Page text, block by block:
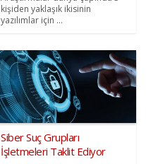
kişiden yaklaşık ikisinin
yazılımlar için ...
Siber Suç Grupları
İşletmeleri Taklit Ediyor